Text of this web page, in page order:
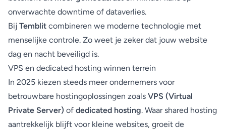
onverwachte downtime of dataverlies.
Bij Temblit combineren we moderne technologie met
menselijke controle. Zo weet je zeker dat jouw website
dag en nacht beveiligd is.
VPS en dedicated hosting winnen terrein
In 2025 kiezen steeds meer ondernemers voor
betrouwbare hostingoplossingen zoals VPS (Virtual
Private Server) of dedicated hosting. Waar shared hosting
aantrekkelijk blijft voor kleine websites, groeit de